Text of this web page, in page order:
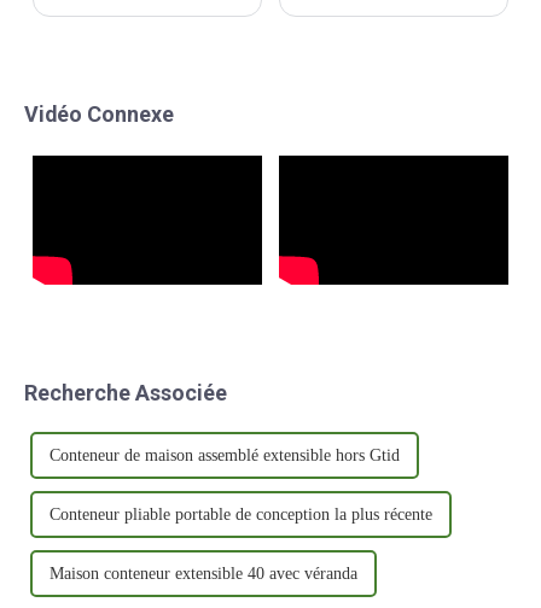
Vidéo Connexe
Recherche Associée
Conteneur de maison assemblé extensible hors Gtid
Conteneur pliable portable de conception la plus récente
Maison conteneur extensible 40 avec véranda